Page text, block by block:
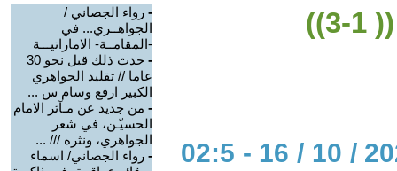
3))
الحوار المتمدن-العدد: 8132 - 2024 / 10 / 16 - 02:5
- رواء الجصاني /
الجواهــري... في
-المقامــة- الاماراتيـــة
-
حدث ذلك قبل نحو 30
عاما // تقليد الجواهري
الكبير ارفع وسام س ...
- من جديد عن مـآثر الامام
الحسيّـن، في شعر
الجواهري، ونثره /// ...
- رواء الجصاني/ اسماء